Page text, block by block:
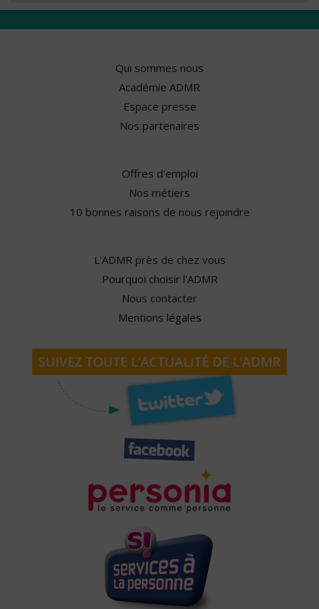
Qui sommes nous
Académie ADMR
Espace presse
Nos partenaires
Offres d'emploi
Nos métiers
10 bonnes raisons de nous rejoindre
L'ADMR près de chez vous
Pourquoi choisir l'ADMR
Nous contacter
Mentions légales